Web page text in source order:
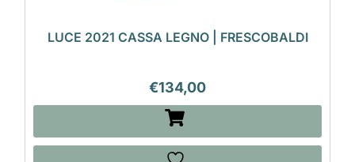
LUCE 2021 CASSA LEGNO | FRESCOBALDI
€134,00